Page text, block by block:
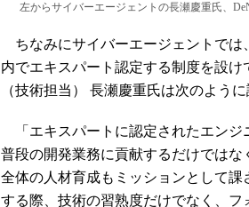
左からサイバーエージェントの長瀬慶重氏、
ちなみにサイバーエージェントでは
内でエキスパート認定する制度を設
（技術担当） 長瀬慶重氏は次のように
「エキスパートに認定されたエンジ
普段の開発業務に貢献するだけでは
全体の人材育成もミッションとして
する際、技術の習熟度だけでなく、